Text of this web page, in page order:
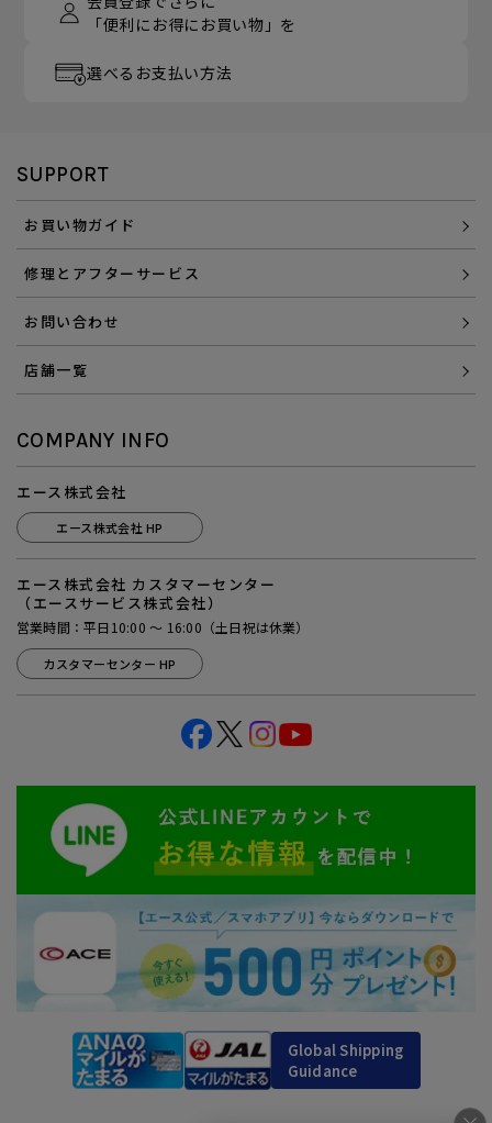
「便利にお得にお買い物」を
選べるお支払い方法
SUPPORT
お買い物ガイド
修理とアフターサービス
お問い合わせ
店舗一覧
COMPANY INFO
エース株式会社
エース株式会社 HP
エース株式会社 カスタマーセンター
（エースサービス株式会社）
営業時間：平日10:00 ～ 16:00（土日祝は休業）
カスタマーセンター HP
Global Shipping
Guidance